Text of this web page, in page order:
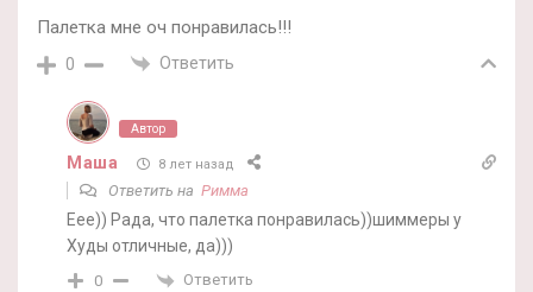
Палетка мне оч понравилась!!!
0 Ответить
Автор
Маша 8 лет назад
Ответить на Римма
Еее)) Рада, что палетка понравилась))шиммеры у
Худы отличные, да)))
0 Ответить